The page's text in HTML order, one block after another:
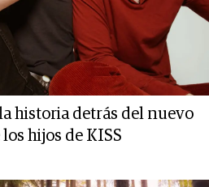
historia detrás del nuevo
hijos de KISS